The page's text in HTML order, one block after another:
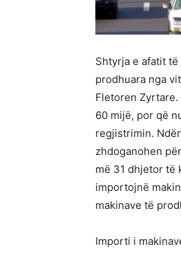
Shtyrja e afatit
prodhuara nga
Fletoren
60 mijë, por që
regjistrimin.
zhdoganohen
më 31 dhjetor të
importojnë
makinave të
Importi i